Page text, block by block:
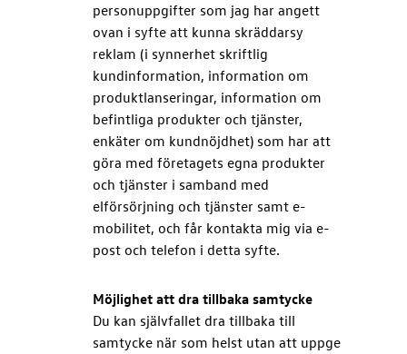
personuppgifter som jag har angett
ovan i syfte att kunna skräddarsy
reklam (i synnerhet skriftlig
kundinformation, information om
produktlanseringar, information om
befintliga produkter och tjänster,
enkäter om kundnöjdhet) som har att
göra med företagets egna produkter
och tjänster i samband med
elförsörjning och tjänster samt e-
mobilitet, och får kontakta mig via e-
post och telefon i detta syfte.
Möjlighet att dra tillbaka samtycke
Du kan självfallet dra tillbaka till
samtycke när som helst utan att uppge